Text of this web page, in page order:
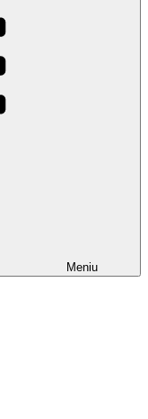
Meniu